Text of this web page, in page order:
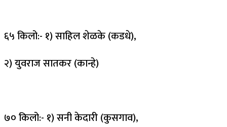
६५ किलो:- १) साहिल शेळके (कडधे),
२) युवराज सातकर (कान्हे)
७० किलो:- १) सनी केदारी (कुसगाव),